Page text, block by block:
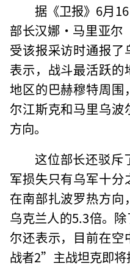
据《卫报》6月
部长汉娜·马里亚尔
受该报采访时通报
表示，战斗最活跃的
地区的巴赫穆特周围
尔江斯克和马里乌波
方向。
这位部长还驳
军损失只有乌军十分
在南部扎波罗热方
乌克兰人的5.3倍。
尔还表示，目前在
战者2”主战坦克即将